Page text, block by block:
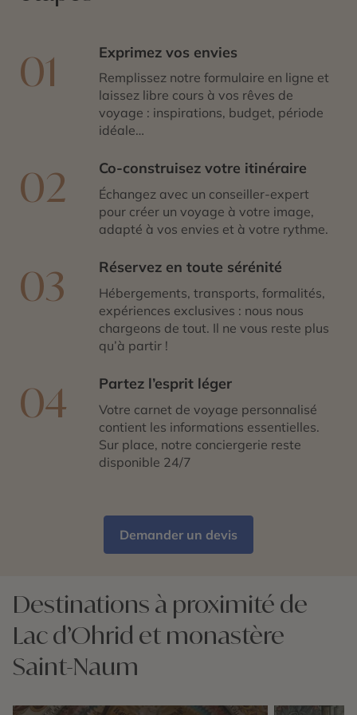
01 Exprimez vos envies
Remplissez notre formulaire en ligne et
laissez libre cours à vos rêves de
voyage : inspirations, budget, période
idéale…
02 Co-construisez votre itinéraire
Échangez avec un conseiller-expert
pour créer un voyage à votre image,
adapté à vos envies et à votre rythme.
03 Réservez en toute sérénité
Hébergements, transports, formalités,
expériences exclusives : nous nous
chargeons de tout. Il ne vous reste plus
qu’à partir !
04 Partez l’esprit léger
Votre carnet de voyage personnalisé
contient les informations essentielles.
Sur place, notre conciergerie reste
disponible 24/7
Demander un devis
Destinations à proximité de
Lac d’Ohrid et monastère
Saint-Naum